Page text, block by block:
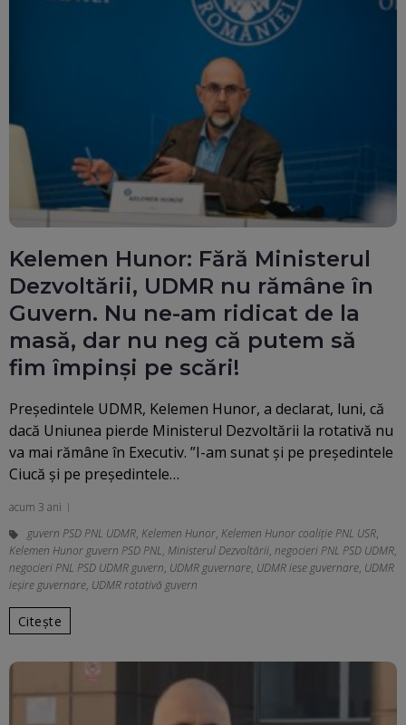
Kelemen Hunor: Fără Ministerul
Dezvoltării, UDMR nu rămâne în
Guvern. Nu ne-am ridicat de la
masă, dar nu neg că putem să
fim împinși pe scări!
Președintele UDMR, Kelemen Hunor, a declarat, luni, că
dacă Uniunea pierde Ministerul Dezvoltării la rotativă nu
va mai rămâne în Executiv. ”I-am sunat şi pe preşedintele
Ciucă şi pe preşedintele…
acum 3 ani
guvern PSD PNL UDMR, Kelemen Hunor, Kelemen Hunor coaliţie PNL USR,
Kelemen Hunor guvern PSD PNL, Ministerul Dezvoltării, negocieri PNL PSD UDMR,
negocieri PNL PSD UDMR guvern, UDMR guvernare, UDMR iese guvernare, UDMR
ieșire guvernare, UDMR rotativă guvern
Citește